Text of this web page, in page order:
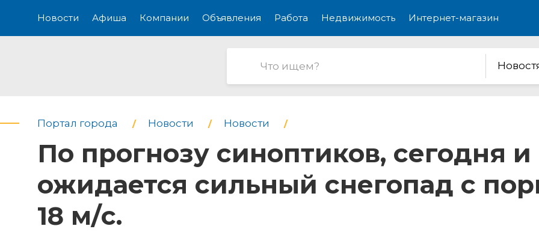
Новости Афиша Компании Объявления Работа Недвижимость Интернет-магазин
Портал города Новости Новости
По прогнозу синоптиков, сегодня и
ожидается сильный снегопад с
18 м/с.